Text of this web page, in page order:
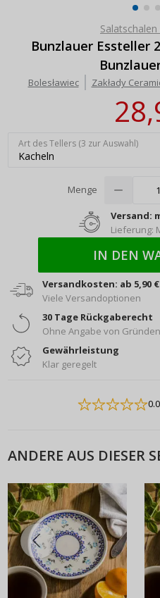
Bunzlauer Essteller
Bolesławiec Zakłady
Art des Tellers (3 zur Auswahl)
Kacheln
Menge
Versand:
Lieferung:
IN DEN
Versandkosten: ab 5,90 €
Viele Versandoptionen
30 Tage Rückgaberecht
Ohne Angabe von
Gewährleistung
Klar geregelt
0.0
ANDERE AUS DIESER